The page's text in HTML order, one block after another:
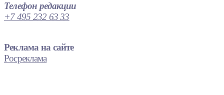
Телефон редакции
+7 495 232 63 33
Реклама на сайте
Росреклама